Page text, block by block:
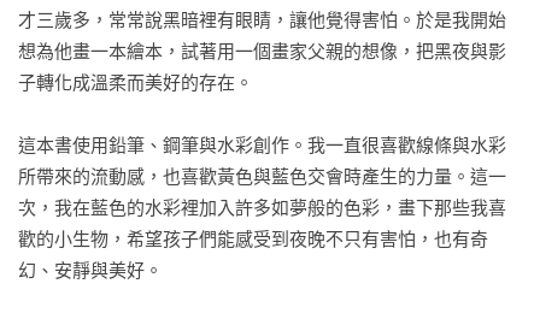
光，充滿愛與奇
想的對話，也是父親給孩子的勇氣之歌！」
才三歲多，常常說黑暗裡有眼睛，讓他覺得害怕。於是我開始
想為他畫一本繪本，試著用一個畫家父親的想像，把黑夜與影
子轉化成溫柔而美好的存在。
這本書使用鉛筆、鋼筆與水彩創作。我一直很喜歡線條與水彩
所帶來的流動感，也喜歡黃色與藍色交會時產生的力量。這一
次，我在藍色的水彩裡加入許多如夢般的色彩，畫下那些我喜
歡的小生物，希望孩子們能感受到夜晚不只有害怕，也有奇
幻、安靜與美好。